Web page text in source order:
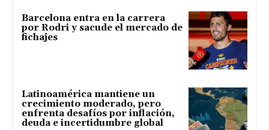
Barcelona entra en la carrera
por Rodri y sacude el mercado de
fichajes
Latinoamérica mantiene un
crecimiento moderado, pero
enfrenta desafíos por inflación,
deuda e incertidumbre global